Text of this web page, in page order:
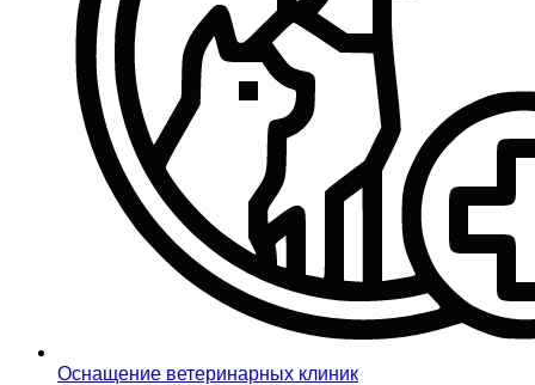
Оснащение ветеринарных клиник